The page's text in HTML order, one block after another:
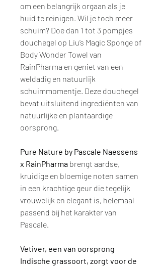
om een belangrijk orgaan als je
huid te reinigen. Wil je toch meer
schuim? Doe dan 1 tot 3 pompjes
douchegel op Liu’s Magic Sponge of
Body Wonder Towel van
RainPharma en geniet van een
weldadig en natuurlijk
schuimmomentje. Deze douchegel
bevat uitsluitend ingrediënten van
natuurlijke en plantaardige
oorsprong.
Pure Nature by Pascale Naessens
x RainPharma brengt aardse,
kruidige en bloemige noten samen
in een krachtige geur die tegelijk
vrouwelijk en elegant is, helemaal
passend bij het karakter van
Pascale.
Vetiver, een van oorsprong
Indische grassoort, zorgt voor de